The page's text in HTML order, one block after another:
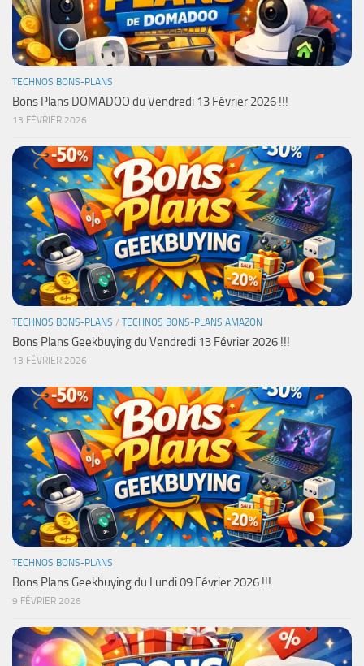
TECHNOS BONS-PLANS
Bons Plans DOMADOO du Vendredi 13 Février 2026 !!!
13 FÉVRIER 2026
TECHNOS BONS-PLANS / TECHNOS BONS-PLANS AMAZON
Bons Plans Geekbuying du Vendredi 13 Février 2026 !!!
13 FÉVRIER 2026
TECHNOS BONS-PLANS
Bons Plans Geekbuying du Lundi 09 Février 2026 !!!
9 FÉVRIER 2026